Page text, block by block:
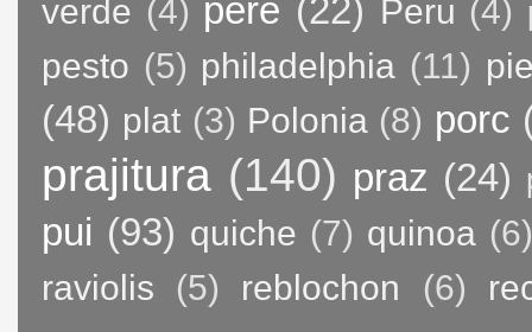
verde (4) pere (22) Peru (4)
pesto (5) philadelphia (11)
(48) plat (3) Polonia (8) porc
prajitura (140) praz (24)
pui (93) quiche (7) quinoa
raviolis
(5) reblochon (6)